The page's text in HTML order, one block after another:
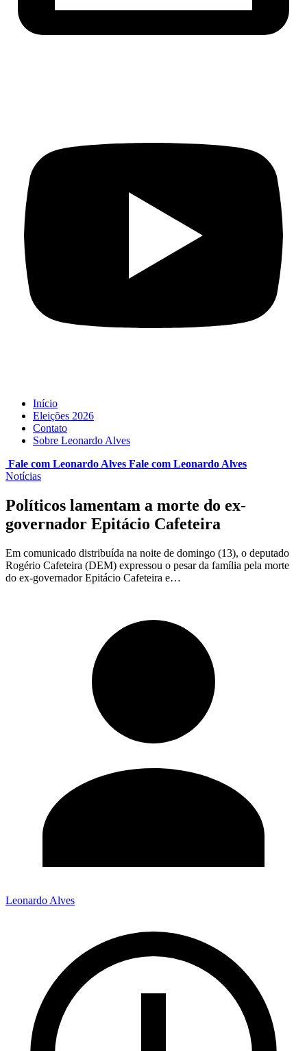
Início
Eleições 2026
Contato
Sobre Leonardo Alves
Fale com Leonardo Alves Fale com Leonardo Alves
Notícias
Políticos lamentam a morte do ex-
governador Epitácio Cafeteira
Em comunicado distribuída na noite de domingo (13), o deputado
Rogério Cafeteira (DEM) expressou o pesar da família pela morte
do ex-governador Epitácio Cafeteira e…
Leonardo Alves